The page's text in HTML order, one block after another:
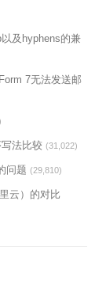
及hyphens的兼
7无法发送邮
法比较 (31,022)
问题 (29,810)
云）的对比